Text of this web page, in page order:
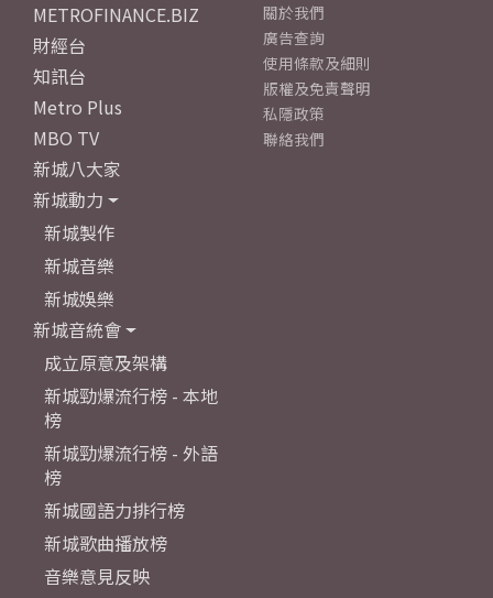
METROFINANCE.BIZ
財經台
知訊台
Metro Plus
MBO TV
新城八大家
新城動力
新城製作
新城音樂
新城娛樂
新城音統會
成立原意及架構
新城勁爆流行榜 - 本地
榜
新城勁爆流行榜 - 外語
榜
新城國語力排行榜
新城歌曲播放榜
音樂意見反映
關於我們
廣告查詢
使用條款及細則
版權及免責聲明
私隱政策
聯絡我們